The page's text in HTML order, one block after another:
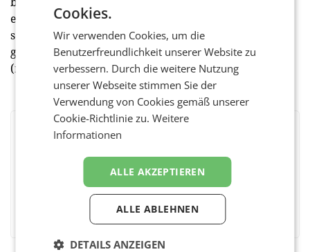
eine hervorragende Qualität anbieten zu können,
sondern wollen auch weiterhin Vorreiterin in der
grünen Logistik sein“, so Georg Pölzl abschließend.
(red)
BEWERTEN SIE DIESEN ARTIKEL
Cookies.
Wir verwenden Cookies, um die
Benutzerfreundlichkeit unserer Website zu
verbessern. Durch die weitere Nutzung
unserer Webseite stimmen Sie der
Verwendung von Cookies gemäß unserer
Cookie-Richtlinie zu.Weitere
Informationen
ALLE AKZEPTIEREN
ALLE ABLEHNEN
DETAILS ANZEIGEN